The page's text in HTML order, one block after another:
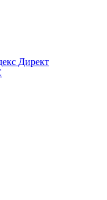
Директ